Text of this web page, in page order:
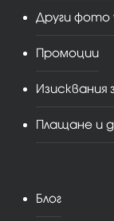
Други фото
Промоции
Изисквания
Плащане и
Блог